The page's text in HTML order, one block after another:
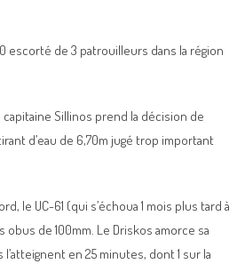
escorté de 3 patrouilleurs dans la région
capitaine Sillinos prend la décision de
d’eau de 6,70m jugé trop important
le UC-61 (qui s’échoua 1 mois plus tard à
de 100mm. Le Driskos amorce sa
en 25 minutes, dont 1 sur la